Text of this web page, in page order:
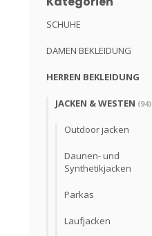
SCHUHE
DAMEN BEKLEIDUNG
HERREN BEKLEIDUNG
JACKEN & WESTEN (94)
Outdoor jacken
Daunen- und
Synthetikjacken
Parkas
Laufjacken